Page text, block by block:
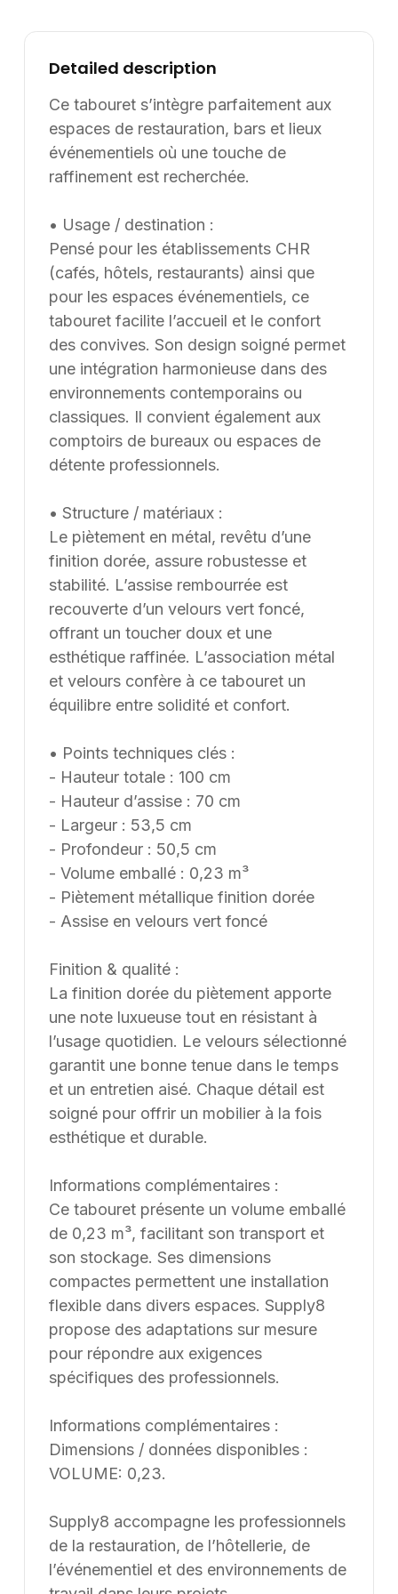
aux exigences spécifiques des professionnels.
données disponibles : VOLUME: 0,23. Supply8
accompagne les professionnels de la restauration, de
l’hôtellerie, de l’événementiel et des environnements
de travail dans leurs projets d’aménagement, en
France et à l’international. Les modèles présentés au
catalogue sont adaptables sur mesure, notamment en
les besoins du client. Nous pouvons également
développer des solutions sur mesure à partir d’une
feuille blanche, chaque projet pouvant être conçu et
ajusté selon les contraintes et les usages spécifiques.
Detailed description
Ce tabouret s’intègre parfaitement aux
espaces de restauration, bars et lieux
événementiels où une touche de
raffinement est recherchée.
• Usage / destination :
Pensé pour les établissements CHR
(cafés, hôtels, restaurants) ainsi que
pour les espaces événementiels, ce
tabouret facilite l’accueil et le confort
des convives. Son design soigné permet
une intégration harmonieuse dans des
environnements contemporains ou
classiques. Il convient également aux
comptoirs de bureaux ou espaces de
détente professionnels.
• Structure / matériaux :
Le piètement en métal, revêtu d’une
finition dorée, assure robustesse et
stabilité. L’assise rembourrée est
recouverte d’un velours vert foncé,
offrant un toucher doux et une
esthétique raffinée. L’association métal
et velours confère à ce tabouret un
équilibre entre solidité et confort.
• Points techniques clés :
- Hauteur totale : 100 cm
- Hauteur d’assise : 70 cm
- Largeur : 53,5 cm
- Profondeur : 50,5 cm
- Volume emballé : 0,23 m³
- Piètement métallique finition dorée
- Assise en velours vert foncé
Finition & qualité :
La finition dorée du piètement apporte
une note luxueuse tout en résistant à
l’usage quotidien. Le velours sélectionné
garantit une bonne tenue dans le temps
et un entretien aisé. Chaque détail est
soigné pour offrir un mobilier à la fois
esthétique et durable.
Informations complémentaires :
Ce tabouret présente un volume emballé
de 0,23 m³, facilitant son transport et
son stockage. Ses dimensions
compactes permettent une installation
flexible dans divers espaces. Supply8
propose des adaptations sur mesure
pour répondre aux exigences
spécifiques des professionnels.
Informations complémentaires :
Dimensions / données disponibles :
VOLUME: 0,23.
Supply8 accompagne les professionnels
de la restauration, de l’hôtellerie, de
l’événementiel et des environnements de